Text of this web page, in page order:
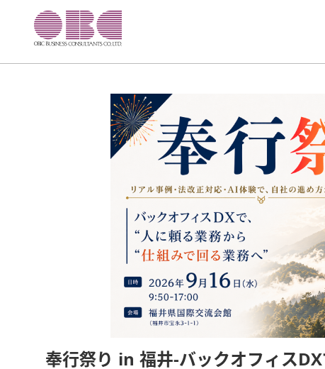
奉行祭り in 福井-バックオフィス